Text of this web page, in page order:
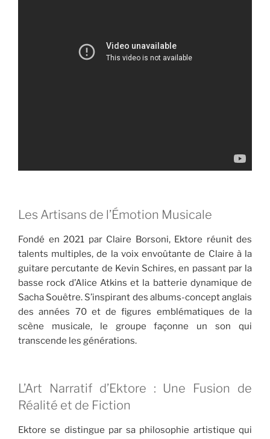
Les Artisans de l’Émotion Musicale
Fondé en 2021 par Claire Borsoni, Ektore réunit des
talents multiples, de la voix envoûtante de Claire à la
guitare percutante de Kevin Schires, en passant par la
basse rock d’Alice Atkins et la batterie dynamique de
Sacha Souêtre. S’inspirant des albums-concept anglais
des années 70 et de figures emblématiques de la
scène musicale, le groupe façonne un son qui
transcende les générations.
L’Art Narratif d’Ektore : Une Fusion de
Réalité et de Fiction
Ektore se distingue par sa philosophie artistique qui